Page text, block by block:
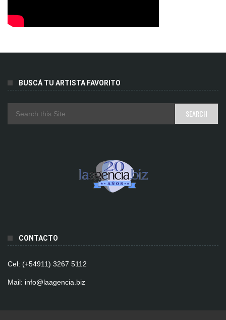
BUSCÁ TU ARTISTA FAVORITO
CONTACTO
Cel: (+54911) 3267 5112
Mail: info@laagencia.biz